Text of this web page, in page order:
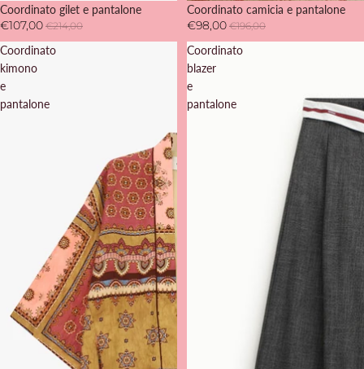
SOLD OUT
Coordinato gilet e pantalone
€107,00 €214,00
SOLD OUT
Coordinato camicia e pantalone
€98,00 €196,00
Coordinato
kimono
e
pantalone
Coordinato
blazer
e
pantalone